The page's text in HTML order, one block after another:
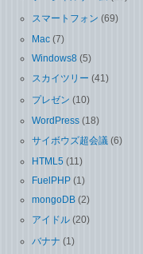
スマートフォン (69)
Mac (7)
Windows8 (5)
スカイツリー (41)
プレゼン (10)
WordPress (18)
サイボウズ超会議 (6)
HTML5 (11)
FuelPHP (1)
mongoDB (2)
アイドル (20)
バナナ (1)